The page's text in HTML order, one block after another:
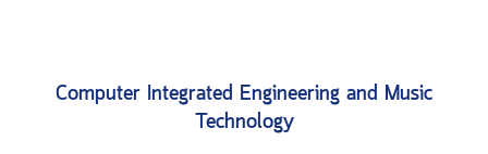
Computer Integrated Engineering and Music
Technology